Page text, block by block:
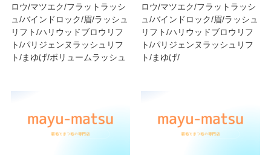
ロウ/マツエク/フラットラッシ
ュ/バインドロック/眉/ラッシュ
リフト/ハリウッドブロウリフ
ト/パリジェンヌラッシュリフ
ト/まゆげ/ボリュームラッシュ
ロウ/マツエク/フラットラッシ
ュ/バインドロック/眉/ラッシュ
リフト/ハリウッドブロウリフ
ト/パリジェンヌラッシュリフ
ト/まゆげ/